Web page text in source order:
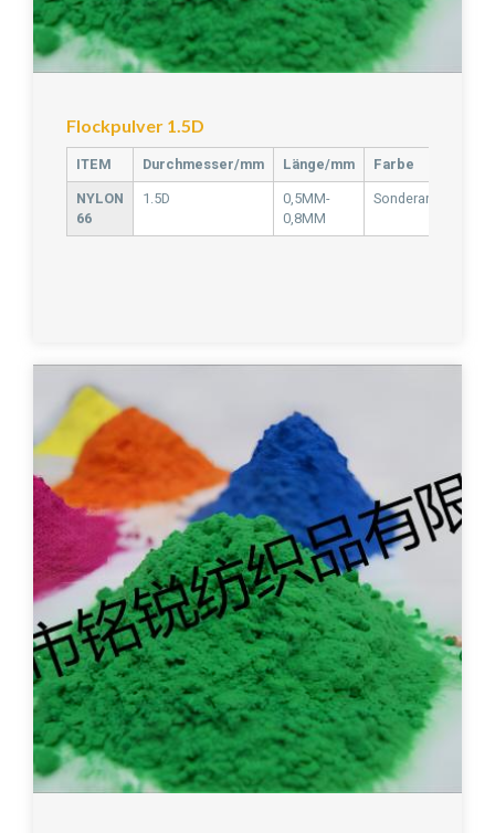
Flockpulver 1.5D
ITEM Durchmesser/mm Länge/mm
Farbe
NYLON
66
1.5D
0,5MM-
0,8MM
Sonderanfertigung